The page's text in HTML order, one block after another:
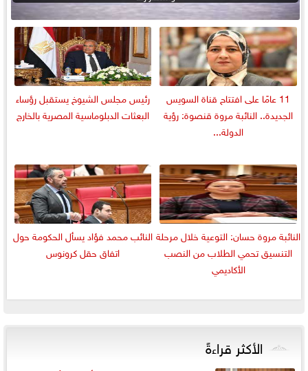
11 عامًا على افتتاح قناة السويس
الجديدة.. النائبة مروة قنصوة: رؤية
الدولة...
رئيس مجلس الشيوخ يستقبل رؤساء
البعثات الدبلوماسية المصرية بالخارج
النائبة مروة حسان: التوعية خلال مرحلة
التنسيق تحمي الطلاب من النصب
الأكاديمي
النائب محمد فؤاد يسأل الحكومة حول
اتفاق حقل كرونوس
الأكثر قراءةً